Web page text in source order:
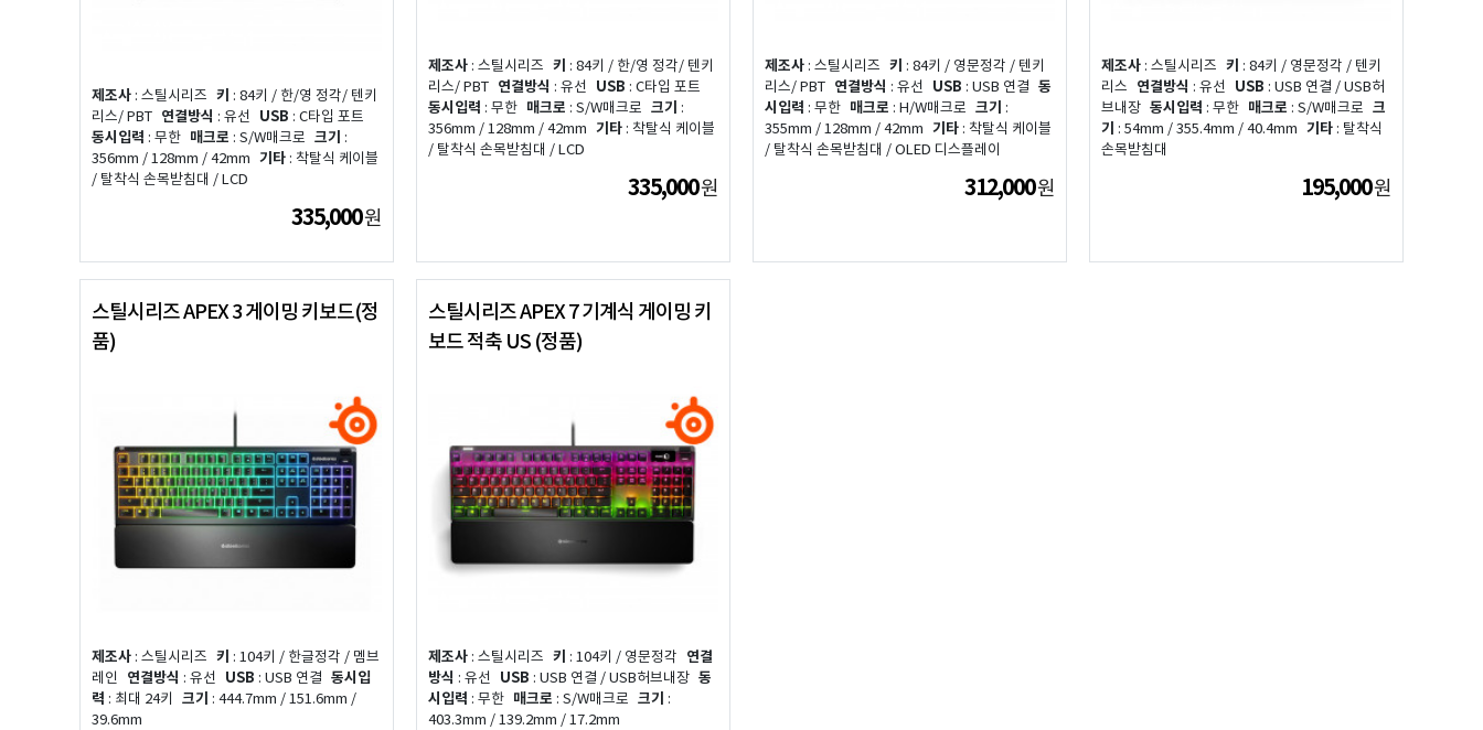
제조사 : 스틸시리즈 키 : 84키 / 한/영 정각/ 텐키
리스/ PBT 연결방식 : 유선 USB : C타입 포트
동시입력 : 무한 매크로 : S/W매크로 크기 :
356mm / 128mm / 42mm 기타 : 착탈식 케이블
/ 탈착식 손목받침대 / LCD
335,000원
제조사 : 스틸시리즈 키 : 84키 / 한/영 정각/ 텐키
리스/ PBT 연결방식 : 유선 USB : C타입 포트
동시입력 : 무한 매크로 : S/W매크로 크기 :
356mm / 128mm / 42mm 기타 : 착탈식 케이블
/ 탈착식 손목받침대 / LCD
335,000원
제조사 : 스틸시리즈 키 : 84키 / 영문정각 / 텐키
리스/ PBT 연결방식 : 유선 USB : USB 연결 동
시입력 : 무한 매크로 : H/W매크로 크기 :
355mm / 128mm / 42mm 기타 : 착탈식 케이블
/ 탈착식 손목받침대 / OLED 디스플레이
312,000원
제조사 : 스틸시리즈 키 : 84키 / 영문정각 / 텐키
리스 연결방식 : 유선 USB : USB 연결 / USB허
브내장 동시입력 : 무한 매크로 : S/W매크로 크
기 : 54mm / 355.4mm / 40.4mm 기타 : 탈착식
손목받침대
195,000원
스틸시리즈 APEX 3 게이밍 키보드(정
품)
제조사 : 스틸시리즈 키 : 104키 / 한글정각 / 멤브
레인
연결방식 : 유선 USB : USB 연결 동시입
력 : 최대 24키 크기 : 444.7mm / 151.6mm /
39.6mm
스틸시리즈 APEX 7 기계식 게이밍 키
보드 적축 US (정품)
제조사 : 스틸시리즈 키 : 104키 / 영문정각 연결
방식 : 유선 USB : USB 연결 / USB허브내장 동
시입력 : 무한 매크로 : S/W매크로 크기 :
403.3mm / 139.2mm / 17.2mm